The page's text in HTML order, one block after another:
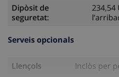
Dipòsit de
seguretat:
234,54
Serveis opcionals
Llençols
Inclòs per